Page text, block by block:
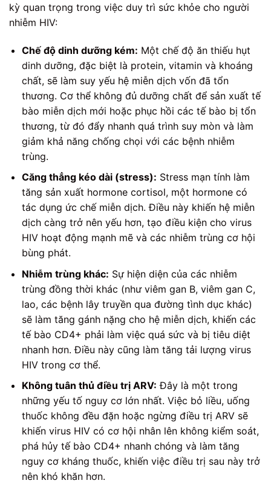
kỳ quan trọng trong việc duy trì sức khỏe cho người
nhiễm HIV:
Chế độ dinh dưỡng kém: Một chế độ ăn thiếu hụt
dinh dưỡng, đặc biệt là protein, vitamin và khoáng
chất, sẽ làm suy yếu hệ miễn dịch vốn đã tổn
thương. Cơ thể không đủ dưỡng chất để sản xuất tế
bào miễn dịch mới hoặc phục hồi các tế bào bị tổn
thương, từ đó đẩy nhanh quá trình suy mòn và làm
giảm khả năng chống chọi với các bệnh nhiễm
trùng.
Căng thẳng kéo dài (stress): Stress mạn tính làm
tăng sản xuất hormone cortisol, một hormone có
tác dụng ức chế miễn dịch. Điều này khiến hệ miễn
dịch càng trở nên yếu hơn, tạo điều kiện cho virus
HIV hoạt động mạnh mẽ và các nhiễm trùng cơ hội
bùng phát.
Nhiễm trùng khác: Sự hiện diện của các nhiễm
trùng đồng thời khác (như viêm gan B, viêm gan C,
lao, các bệnh lây truyền qua đường tình dục khác)
sẽ làm tăng gánh nặng cho hệ miễn dịch, khiến các
tế bào CD4+ phải làm việc quá sức và bị tiêu diệt
nhanh hơn. Điều này cũng làm tăng tải lượng virus
HIV trong cơ thể.
Không tuân thủ điều trị ARV: Đây là một trong
những yếu tố nguy cơ lớn nhất. Việc bỏ liều, uống
thuốc không đều đặn hoặc ngừng điều trị ARV sẽ
khiến virus HIV có cơ hội nhân lên không kiểm soát,
phá hủy tế bào CD4+ nhanh chóng và làm tăng
nguy cơ kháng thuốc, khiến việc điều trị sau này trở
nên khó khăn hơn.